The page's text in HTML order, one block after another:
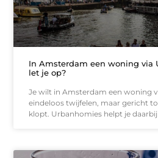
In Amsterdam een woning via
let je op?
Je wilt in Amsterdam een woning
eindeloos twijfelen, maar gericht
klopt. Urbanhomies helpt je